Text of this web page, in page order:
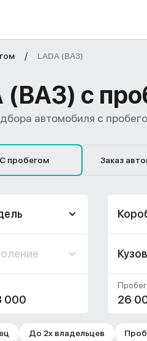
LADA (ВАЗ)
(ВАЗ) с
автомобиля с
С пробегом Заказ
Кузов
26
До 2х владельцев